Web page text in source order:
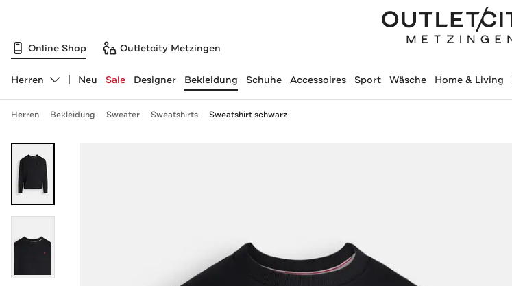
Online Shop Outletcity Metzingen
Abteilung ändern, ausgewählt:
Herren Neu Sale Designer Bekleidung Schuhe Accessoires Sport Wäsche Home & Living
Herren Bekleidung Sweater Sweatshirts Sweatshirt schwarz